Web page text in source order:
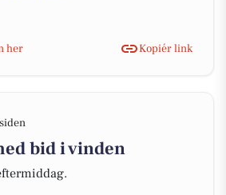
her
Kopiér link
bid i vinden